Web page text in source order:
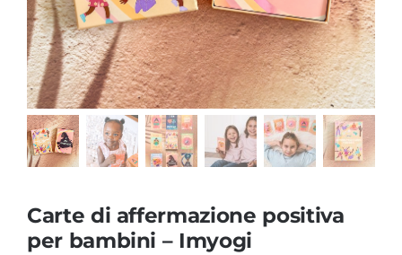
Carte di affermazione positiva
per bambini – Imyogi